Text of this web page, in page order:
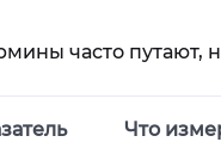
часто путают,
Что